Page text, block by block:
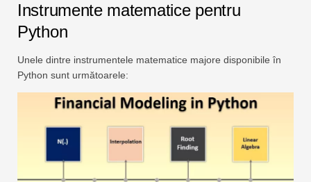
Instrumente matematice pentru
Python
Unele dintre instrumentele matematice majore disponibile în
Python sunt următoarele: